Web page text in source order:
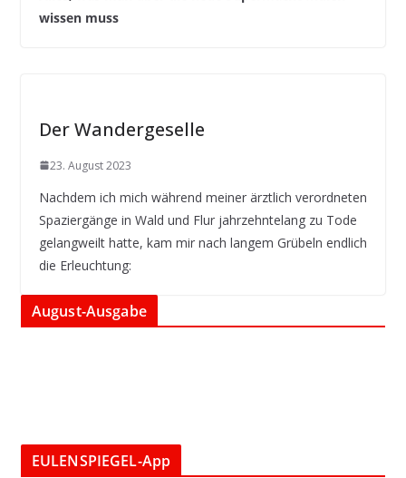
wissen muss
Der Wandergeselle
23. August 2023
Nachdem ich mich während meiner ärztlich verordneten
Spaziergänge in Wald und Flur jahrzehntelang zu Tode
gelangweilt hatte, kam mir nach langem Grübeln endlich
die Erleuchtung:
August-Ausgabe
EULENSPIEGEL-App